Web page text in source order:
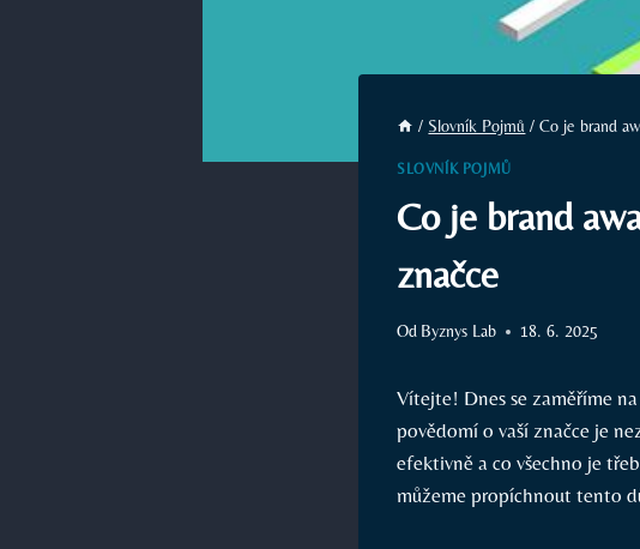
/ Slovník Pojmů / Co je brand
SLOVNÍK POJMŮ
Co je brand
značce
Od Byznys Lab 18. 6. 2025
Vítejte! Dnes se zaměříme
povědomí o vaší značce je
efektivně a co všechno je
můžeme propíchnout tento